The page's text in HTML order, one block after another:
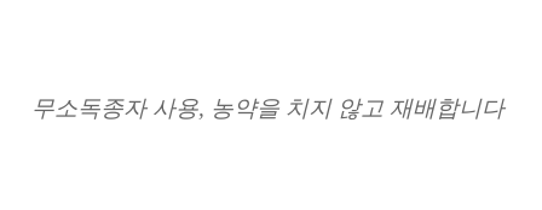
무소독종자 사용, 농약을 치지 않고 재배합니다